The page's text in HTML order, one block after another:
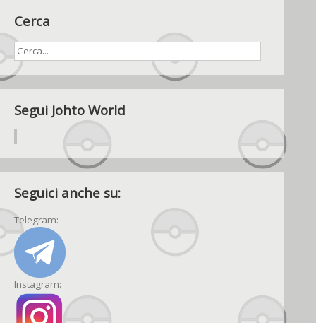
Amazon
Italia!
Cerca
Segui Johto World
Seguici anche su:
Telegram:
Instagram: